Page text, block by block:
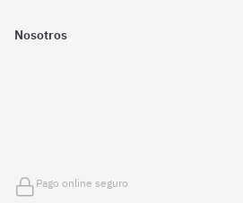
Nosotros
Pago online seguro